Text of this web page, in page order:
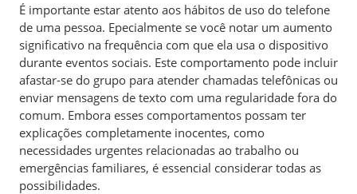
É importante estar atento aos hábitos de uso do telefone
de uma pessoa. Epecialmente se você notar um aumento
significativo na frequência com que ela usa o dispositivo
durante eventos sociais. Este comportamento pode incluir
afastar-se do grupo para atender chamadas telefônicas ou
enviar mensagens de texto com uma regularidade fora do
comum. Embora esses comportamentos possam ter
explicações completamente inocentes, como
necessidades urgentes relacionadas ao trabalho ou
emergências familiares, é essencial considerar todas as
possibilidades.